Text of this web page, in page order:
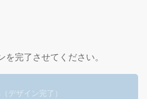
を完了させてください。
（デザイン完了）